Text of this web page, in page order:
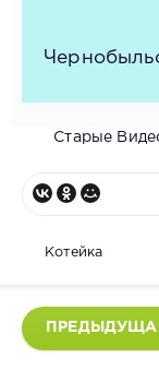
Старые
Котейка